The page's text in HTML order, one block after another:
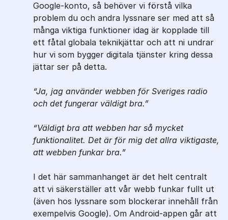
Google-konto, så behöver vi förstå vilka
problem du och andra lyssnare ser med att så
många viktiga funktioner idag är kopplade till
ett fåtal globala teknikjättar och att ni undrar
hur vi som bygger digitala tjänster kring dessa
jättar ser på detta.
Ja, jag använder webben för Sveriges radio
och det fungerar väldigt bra.
Väldigt bra att webben har så mycket
funktionalitet. Det är för mig det allra viktigaste,
att webben funkar bra.
I det här sammanhanget är det helt centralt
att vi säkerställer att vår webb funkar fullt ut
(även hos lyssnare som blockerar innehåll från
exempelvis Google). Om Android-appen går att